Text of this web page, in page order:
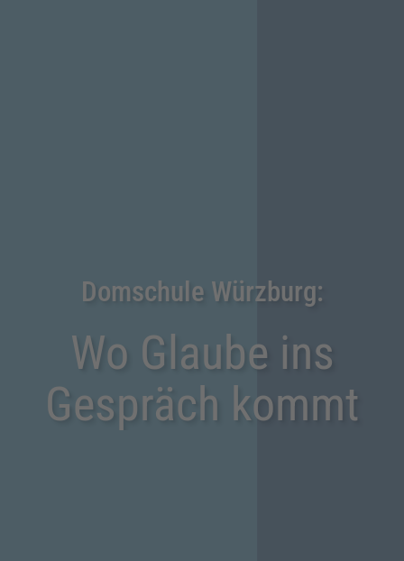
Domschule Würzburg:
Wo Glaube ins
Gespräch kommt